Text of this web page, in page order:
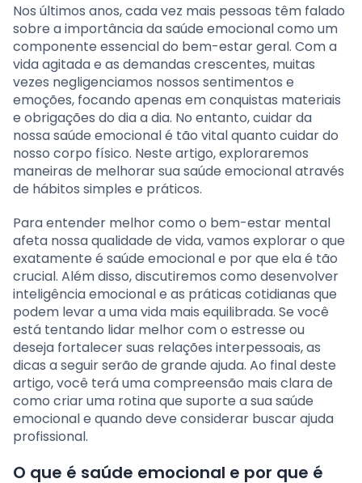
Nos últimos anos, cada vez mais pessoas têm falado
sobre a importância da saúde emocional como um
componente essencial do bem-estar geral. Com a
vida agitada e as demandas crescentes, muitas
vezes negligenciamos nossos sentimentos e
emoções, focando apenas em conquistas materiais
e obrigações do dia a dia. No entanto, cuidar da
nossa saúde emocional é tão vital quanto cuidar do
nosso corpo físico. Neste artigo, exploraremos
maneiras de melhorar sua saúde emocional através
de hábitos simples e práticos.
Para entender melhor como o bem-estar mental
afeta nossa qualidade de vida, vamos explorar o que
exatamente é saúde emocional e por que ela é tão
crucial. Além disso, discutiremos como desenvolver
inteligência emocional e as práticas cotidianas que
podem levar a uma vida mais equilibrada. Se você
está tentando lidar melhor com o estresse ou
deseja fortalecer suas relações interpessoais, as
dicas a seguir serão de grande ajuda. Ao final deste
artigo, você terá uma compreensão mais clara de
como criar uma rotina que suporte a sua saúde
emocional e quando deve considerar buscar ajuda
profissional.
O que é saúde emocional e por que é